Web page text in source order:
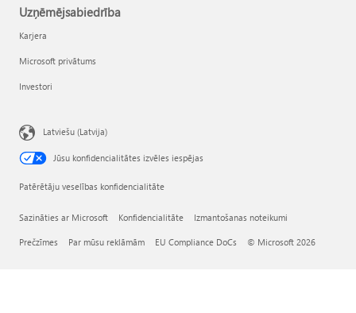
Uzņēmējsabiedrība
Karjera
Microsoft privātums
Investori
Latviešu (Latvija)
Jūsu konfidencialitātes izvēles iespējas
Patērētāju veselības konfidencialitāte
Sazināties ar Microsoft Konfidencialitāte Izmantošanas noteikumi
Prečzīmes Par mūsu reklāmām EU Compliance DoCs © Microsoft 2026